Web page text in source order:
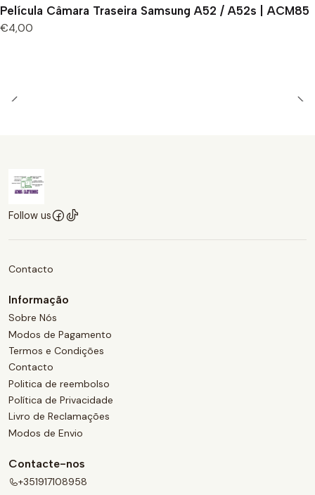
Película Câmara Traseira Samsung A52 / A52s | ACM85
€4,00
Follow us
Contacto
Informação
Sobre Nós
Modos de Pagamento
Termos e Condições
Contacto
Politica de reembolso
Política de Privacidade
Livro de Reclamações
Modos de Envio
Contacte-nos
+351917108958